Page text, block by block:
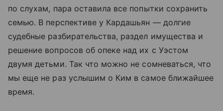
по слухам, пара оставила все попытки сохранить
семью. В перспективе у Кардашьян — долгие
судебные разбирательства, раздел имущества и
решение вопросов об опеке над их с Уэстом
двумя детьми. Так что можно не сомневаться, что
мы еще не раз услышим о Ким в самое ближайшее
время.